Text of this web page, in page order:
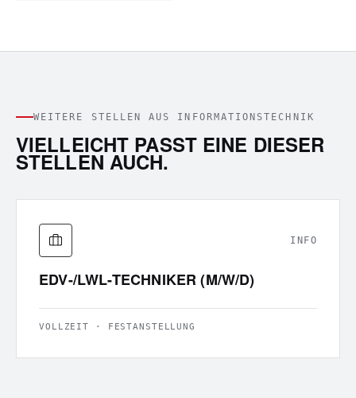
WEITERE STELLEN AUS INFORMATIONSTECHNIK
VIELLEICHT PASST EINE DIESER
STELLEN AUCH.
INFO
EDV-/LWL-TECHNIKER (M/W/D)
VOLLZEIT · FESTANSTELLUNG